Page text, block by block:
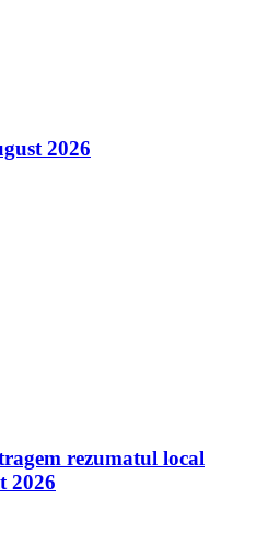
2026
rezumatul local
2026